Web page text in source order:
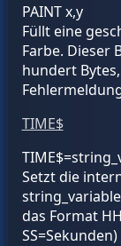
PAINT x,y
Füllt eine
Farbe. Dieser
hundert
TIME$
TIME$=
Setzt die
das Format